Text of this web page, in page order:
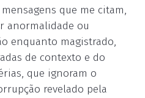
que me citam,
anormalidade ou
enquanto magistrado,
de contexto e do
que ignoram o
revelado pela